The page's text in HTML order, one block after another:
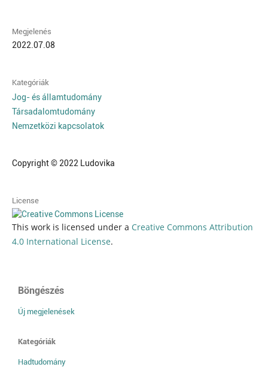
Megjelenés
2022.07.08
Kategóriák
Jog- és államtudomány
Társadalomtudomány
Nemzetközi kapcsolatok
Copyright © 2022 Ludovika
License
This work is licensed under a Creative Commons Attribution
4.0 International License.
Böngészés
Új megjelenések
Kategóriák
Hadtudomány